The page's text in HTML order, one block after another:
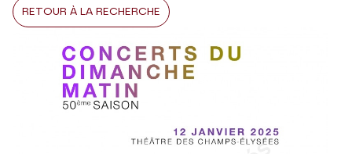
Du
RETOUR À LA RECHERCHE